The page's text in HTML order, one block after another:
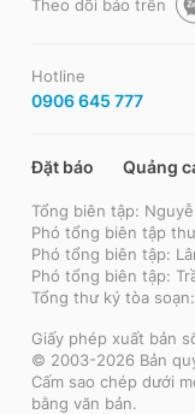
Theo dõi báo trên
Hotline
0906 645 777
Đặt báo Quảng
Tổng biên tập:
Phó tổng biên tập
Phó tổng biên tập:
Phó tổng biên tập:
Tổng thư ký tòa
Giấy phép xuất bản
© 2003-2026 Bản
Cấm sao chép dưới
bằng văn bản.